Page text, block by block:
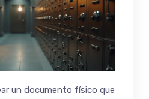
un documento físico que